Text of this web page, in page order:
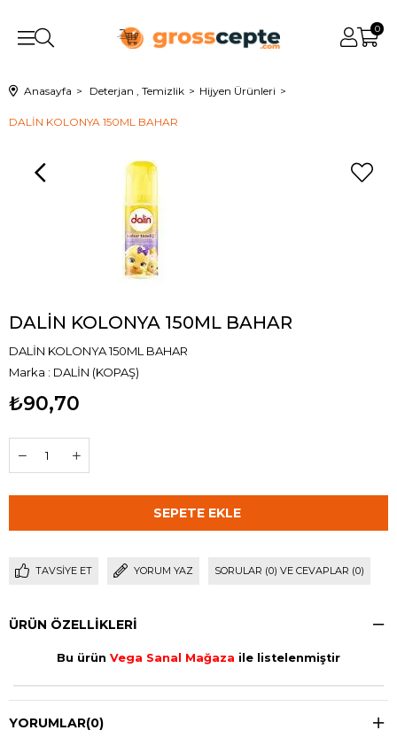
0
Anasayfa Deterjan , Temizlik Hijyen Ürünleri
DALİN KOLONYA 150ML BAHAR
DALİN KOLONYA 150ML BAHAR
DALİN KOLONYA 150ML BAHAR
Marka : DALİN (KOPAŞ)
₺90,70
TAVSIYE ET YORUM YAZ SORULAR (0) VE CEVAPLAR (0)
ÜRÜN ÖZELLIKLERI
Bu ürün Vega Sanal Mağaza ile listelenmiştir
YORUMLAR(0)